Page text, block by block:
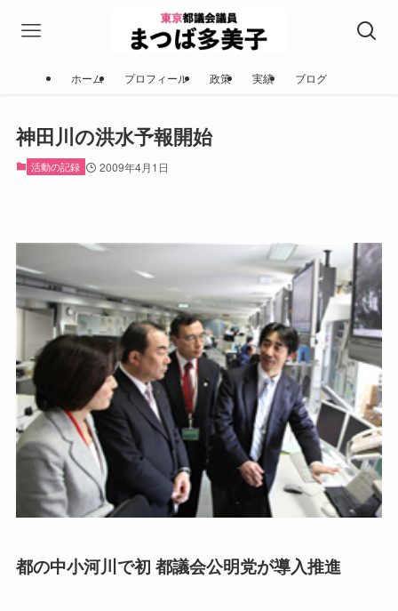
ホーム プロフィール 政策 実績 ブログ
神田川の洪水予報開始
活動の記録 2009年4月1日
都の中小河川で初 都議会公明党が導入推進